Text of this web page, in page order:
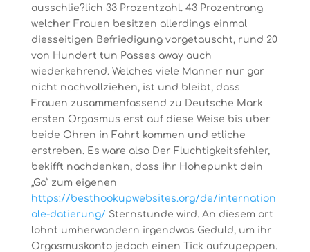
ausschlie?lich 33 Prozentzahl. 43 Prozentrang
welcher Frauen besitzen allerdings einmal
diesseitigen Befriedigung vorgetauscht, rund 20
von Hundert tun Passes away auch
wiederkehrend. Welches viele Manner nur gar
nicht nachvollziehen, ist und bleibt, dass
Frauen zusammenfassend zu Deutsche Mark
ersten Orgasmus erst auf diese Weise bis uber
beide Ohren in Fahrt kommen und etliche
erstreben. Es ware also Der Fluchtigkeitsfehler,
bekifft nachdenken, dass ihr Hohepunkt dein
„Go“ zum eigenen
https://besthookupwebsites.org/de/internation
ale-datierung/ Sternstunde wird. An diesem ort
lohnt umherwandern irgendwas Geduld, um ihr
Orgasmuskonto jedoch einen Tick aufzupeppen.